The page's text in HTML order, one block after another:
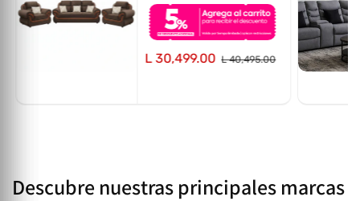
L 30,499.00 L 40,495.00
Descubre nuestras principales marcas